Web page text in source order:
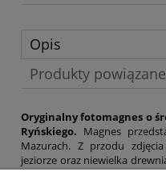
Opis
Produkty powiązane
Oryginalny fotomagnes o
Ryńskiego. Magnes
Mazurach. Z przodu
jeziorze oraz niewielka
brzeg jeziora oraz stanicę